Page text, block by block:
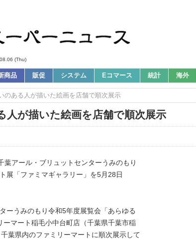
(Thu)
商品 販促 システム Eコマース 統計 海外
のある人が描いた絵画を店舗で順次展示
が描いた絵画を店舗で順次展示
アール・ブリュットセンターうみのもり
展「ファミマギャラリー」を5月28日
ーうみのもり令和5年度展覧会「あらゆる
マート稲毛小中台町店（千葉県千葉市稲
葉県内のファミリーマートに順次展示して